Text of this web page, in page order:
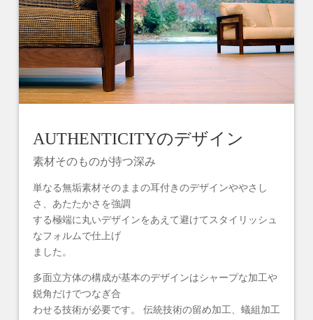
AUTHENTICITYのデザイン
素材そのものが持つ深み
単なる無垢素材そのままの耳付きのデザインややさし
さ、あたたかさを強調
する極端に丸いデザインをあえて避けてスタイリッシュ
なフォルムで仕上げ
ました。
多面立方体の構成が基本のデザインはシャープな加工や
鋭角だけでつなぎ合
わせる技術が必要です。 伝統技術の留め加工、蟻組加工